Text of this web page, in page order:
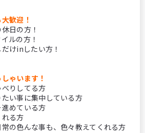
歓迎！
日の方！
ルの方！
けinしたい方！
ゃいます！
べりしてる方
たい事に集中している方
進めている方
れる方
常の色んな事も、色々教えてくれる方